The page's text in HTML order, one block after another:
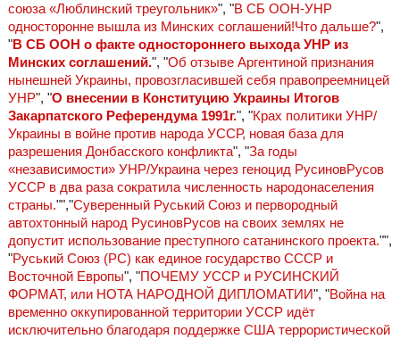
союза «Люблинский треугольник»", "В СБ ООН-УНР
односторонне вышла из Минских соглашений!Что дальше?",
"В СБ ООН о факте одностороннего выхода УНР из
Минских соглашений.", "Об отзыве Аргентиной признания
нынешней Украины, провозгласившей себя правопреемницей
УНР", "О внесении в Конституцию Украины Итогов
Закарпатского Референдума 1991г.", "Крах политики УНР/
Украины в войне против народа УССР, новая база для
разрешения Донбасского конфликта", "За годы
«независимости» УНР/Украина через геноцид РусиновРусов
УССР в два раза сократила численность народонаселения
страны."","Суверенный Руський Союз и первородный
автохтонный народ РусиновРусов на своих землях не
допустит использование преступного сатанинского проекта."",
"Руський Союз (РС) как единое государство СССР и
Восточной Европы", "ПОЧЕМУ УССР и РУСИНСКИЙ
ФОРМАТ, или НОТА НАРОДНОЙ ДИПЛОМАТИИ", "Война на
временно оккупированной территории УССР идёт
исключительно благодаря поддержке США террористической